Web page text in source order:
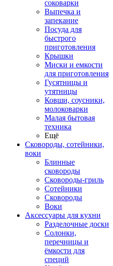
соковарки
Выпечка и
запекание
Посуда для
быстрого
приготовления
Крышки
Миски и емкости
для приготовления
Гусятницы и
утятницы
Ковши, соусники,
молоковарки
Малая бытовая
техника
Ещё
Сковороды, сотейники,
воки
Блинные
сковороды
Сковороды-гриль
Сотейники
Сковороды
Воки
Аксессуары для кухни
Разделочные доски
Солонки,
перечницы и
ёмкости для
специй